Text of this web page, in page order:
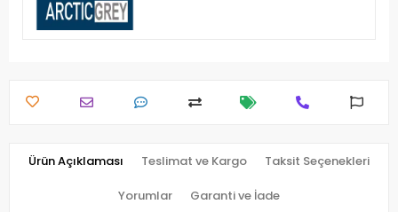
Ürün Açıklaması Teslimat ve Kargo Taksit Seçenekleri
Yorumlar Garanti ve İade